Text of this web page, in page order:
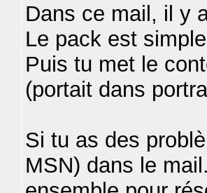
Dans ce mail, il y
Le pack est
Puis tu met le
(portait dans
Si tu as des
MSN) dans le